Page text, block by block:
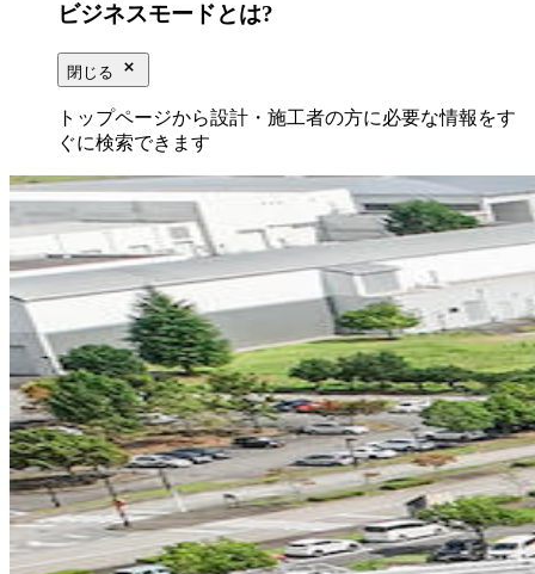
ビジネスモードとは?
閉じる close_small
トップページから設計・施工者の方に必要な情報をす
ぐに検索できます